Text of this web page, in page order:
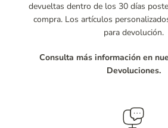
devueltas dentro de los 30 días
compra. Los artículos
para devolución.
Consulta más información en
Devoluciones.